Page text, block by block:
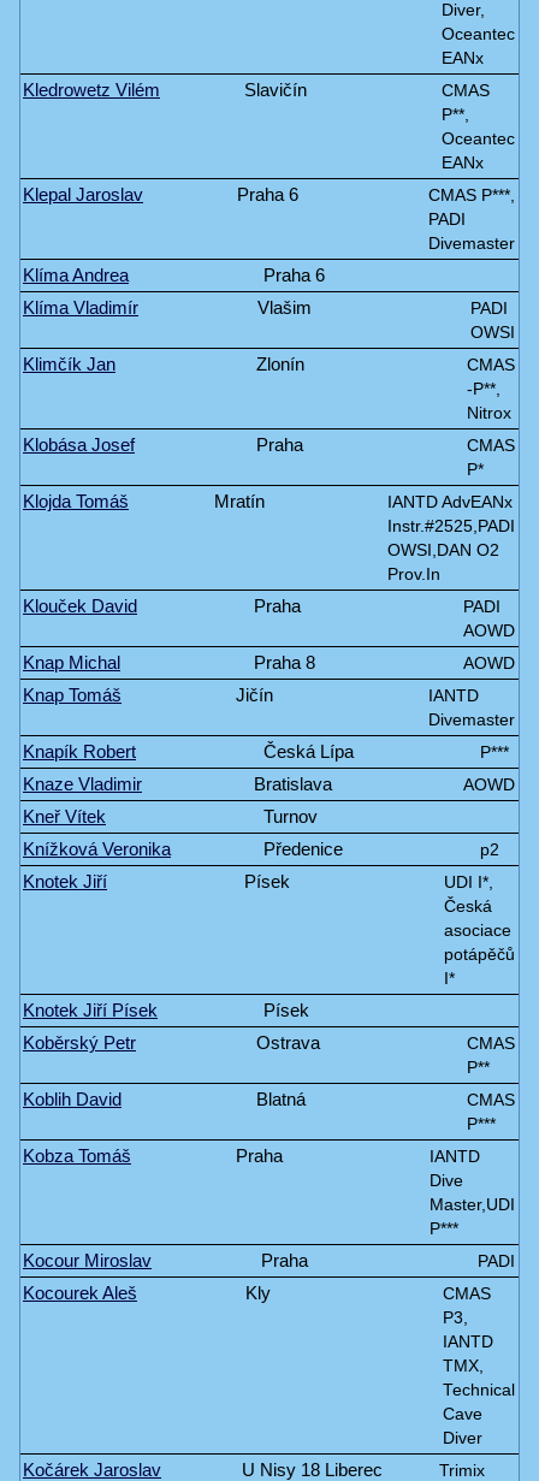
Diver,
Oceantec
EANx
Kledrowetz Vilém Slavičín
CMAS
P**,
Oceantec
EANx
Klepal Jaroslav Praha 6
CMAS P***,
PADI
Divemaster
Klíma Andrea
Praha 6
Klíma Vladimír
Vlašim
PADI
OWSI
Klimčík Jan Zlonín
CMAS
-P**,
Nitrox
Klobása Josef Praha
CMAS
P*
Klojda Tomáš Mratín
IANTD AdvEANx
Instr.#2525,PADI
OWSI,DAN O2
Prov.In
Klouček David Praha
PADI
AOWD
Knap Michal Praha 8 AOWD
Knap Tomáš Jičín
IANTD
Divemaster
Knapík Robert Česká Lípa P***
Knaze Vladimir Bratislava AOWD
Kneř Vítek
Turnov
Knížková Veronika
Předenice p2
Knotek Jiří Písek
UDI I*,
Česká
asociace
potápěčů
I*
Knotek Jiří Písek
Písek
Koběrský Petr
Ostrava
CMAS
P**
Koblih David Blatná
CMAS
P***
Kobza Tomáš Praha
IANTD
Dive
Master,UDI
P***
Kocour Miroslav Praha PADI
Kocourek Aleš Kly
CMAS
P3,
IANTD
TMX,
Technical
Cave
Diver
Kočárek Jaroslav U Nisy 18 Liberec
Trimix